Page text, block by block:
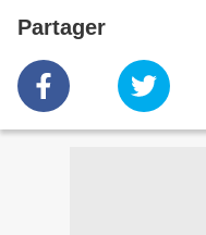
Partager